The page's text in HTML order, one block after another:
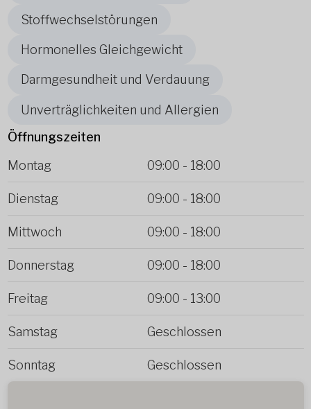
Stoffwechselstörungen
Hormonelles Gleichgewicht
Darmgesundheit und Verdauung
Unverträglichkeiten und Allergien
Öffnungszeiten
Montag
09:00 - 18:00
Dienstag 09:00 - 18:00
Mittwoch 09:00 - 18:00
Donnerstag 09:00 - 18:00
Freitag 09:00 - 13:00
Samstag Geschlossen
Sonntag Geschlossen